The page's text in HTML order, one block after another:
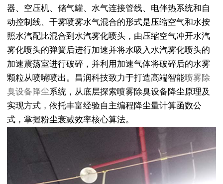
器、空压机、储气罐、水气连接管线、电伴热系统和自
动控制线、干雾喷雾水气混合的形式是压缩空气和水按
照水汽配比混合到水汽雾化喷头，由压缩空气冲开水汽
雾化喷头的弹簧后进行加速并将水吸入水汽雾化喷头的
加速震荡室进行破碎，并利用加速气体将破碎后的水雾
颗粒从喷嘴喷出。昌润科技致力于打造高端智能喷雾除
臭设备降尘系统，从底层探索喷雾除臭设备降尘原理及
实现方式，依托丰富经验自主编程降尘量计算函数公
式，掌握粉尘衰减效率核心算法。